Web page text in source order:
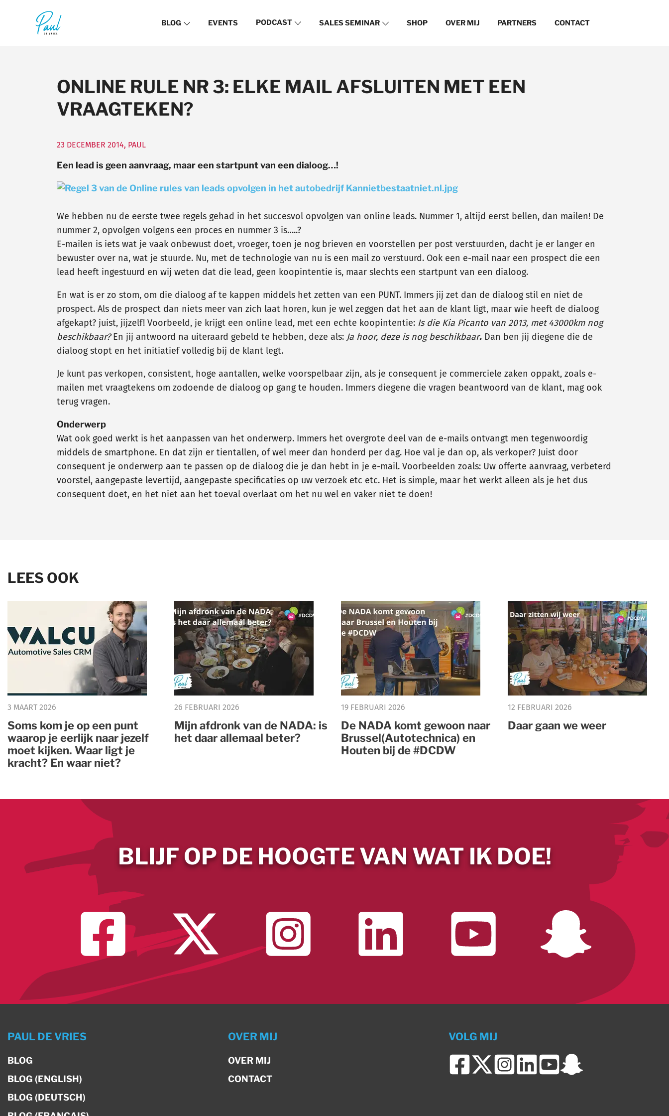
BLOG EVENTS PODCAST SALES SEMINAR SHOP OVER MIJ PARTNERS CONTACT
ONLINE RULE NR 3: ELKE MAIL AFSLUITEN MET EEN
VRAAGTEKEN?
23 DECEMBER 2014, PAUL
Een lead is geen aanvraag, maar een startpunt van een dialoog…!
We hebben nu de eerste twee regels gehad in het succesvol opvolgen van online leads. Nummer 1, altijd eerst bellen, dan mailen! De
nummer 2, opvolgen volgens een proces en nummer 3 is…..?
E-mailen is iets wat je vaak onbewust doet, vroeger, toen je nog brieven en voorstellen per post verstuurden, dacht je er langer en
bewuster over na, wat je stuurde. Nu, met de technologie van nu is een mail zo verstuurd. Ook een e-mail naar een prospect die een
lead heeft ingestuurd en wij weten dat die lead, geen koopintentie is, maar slechts een startpunt van een dialoog.
En wat is er zo stom, om die dialoog af te kappen middels het zetten van een PUNT. Immers jij zet dan de dialoog stil en niet de
prospect. Als de prospect dan niets meer van zich laat horen, kun je wel zeggen dat het aan de klant ligt, maar wie heeft de dialoog
afgekapt? juist, jijzelf! Voorbeeld, je krijgt een online lead, met een echte koopintentie: Is die Kia Picanto van 2013, met 43000km nog
beschikbaar?En jij antwoord na uiteraard gebeld te hebben, deze als: Ja hoor, deze is nog beschikbaar. Dan ben jij diegene die de
dialoog stopt en het initiatief volledig bij de klant legt.
Je kunt pas verkopen, consistent, hoge aantallen, welke voorspelbaar zijn, als je consequent je commerciele zaken oppakt, zoals e-
mailen met vraagtekens om zodoende de dialoog op gang te houden. Immers diegene die vragen beantwoord van de klant, mag ook
terug vragen.
Onderwerp
Wat ook goed werkt is het aanpassen van het onderwerp. Immers het overgrote deel van de e-mails ontvangt men tegenwoordig
middels de smartphone. En dat zijn er tientallen, of wel meer dan honderd per dag. Hoe val je dan op, als verkoper? Juist door
consequent je onderwerp aan te passen op de dialoog die je dan hebt in je e-mail. Voorbeelden zoals: Uw offerte aanvraag, verbeterd
voorstel, aangepaste levertijd, aangepaste specificaties op uw verzoek etc etc. Het is simple, maar het werkt alleen als je het dus
consequent doet, en het niet aan het toeval overlaat om het nu wel en vaker niet te doen!
LEES OOK
3 MAART 2026
Soms kom je op een punt
waarop je eerlijk naar jezelf
moet kijken. Waar ligt je
kracht? En waar niet?
26 FEBRUARI 2026
Mijn afdronk van de NADA: is
het daar allemaal beter?
19 FEBRUARI 2026
De NADA komt gewoon naar
Brussel(Autotechnica) en
Houten bij de #DCDW
12 FEBRUARI 2026
Daar gaan we weer
BLIJF OP DE HOOGTE VAN WAT IK DOE!
PAUL DE VRIES
BLOG
BLOG (ENGLISH)
BLOG (DEUTSCH)
OVER MIJ
OVER MIJ
CONTACT
VOLG MIJ